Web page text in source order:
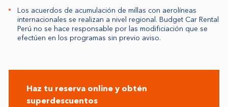
Los acuerdos de acumulación de millas con aerolíneas
internacionales se realizan a nivel regional. Budget Car Rental
Perú no se hace responsable por las modificiación que se
efectúen en los programas sin previo aviso.
Haz tu reserva online y obtén
superdescuentos